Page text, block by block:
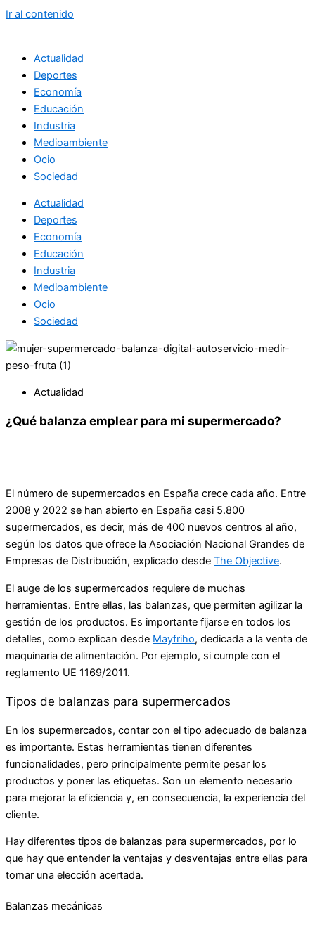
Ir al contenido
Actualidad
Deportes
Economía
Educación
Industria
Medioambiente
Ocio
Sociedad
Actualidad
Deportes
Economía
Educación
Industria
Medioambiente
Ocio
Sociedad
Actualidad
¿Qué balanza emplear para mi supermercado?
El número de supermercados en España crece cada año. Entre
2008 y 2022 se han abierto en España casi 5.800
supermercados, es decir, más de 400 nuevos centros al año,
según los datos que ofrece la Asociación Nacional Grandes de
Empresas de Distribución, explicado desde The Objective.
El auge de los supermercados requiere de muchas
herramientas. Entre ellas, las balanzas, que permiten agilizar la
gestión de los productos. Es importante fijarse en todos los
detalles, como explican desde Mayfriho, dedicada a la venta de
maquinaria de alimentación. Por ejemplo, si cumple con el
reglamento UE 1169/2011.
Tipos de balanzas para supermercados
En los supermercados, contar con el tipo adecuado de balanza
es importante. Estas herramientas tienen diferentes
funcionalidades, pero principalmente permite pesar los
productos y poner las etiquetas. Son un elemento necesario
para mejorar la eficiencia y, en consecuencia, la experiencia del
cliente.
Hay diferentes tipos de balanzas para supermercados, por lo
que hay que entender la ventajas y desventajas entre ellas para
tomar una elección acertada.
Balanzas mecánicas